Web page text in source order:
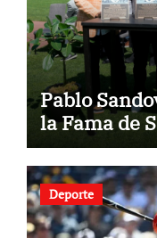
Pablo
la Fama de
Deporte